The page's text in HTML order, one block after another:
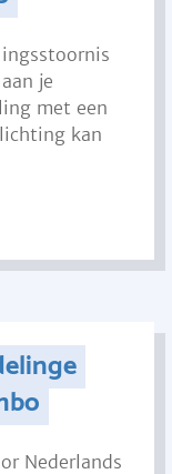
je
met een
kan
Nederlands